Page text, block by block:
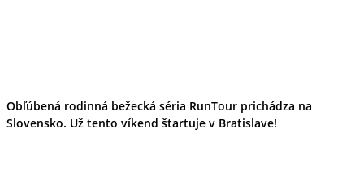
Obľúbená rodinná bežecká séria RunTour prichádza na
Slovensko. Už tento víkend štartuje v Bratislave!